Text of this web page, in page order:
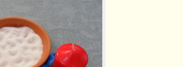
mí